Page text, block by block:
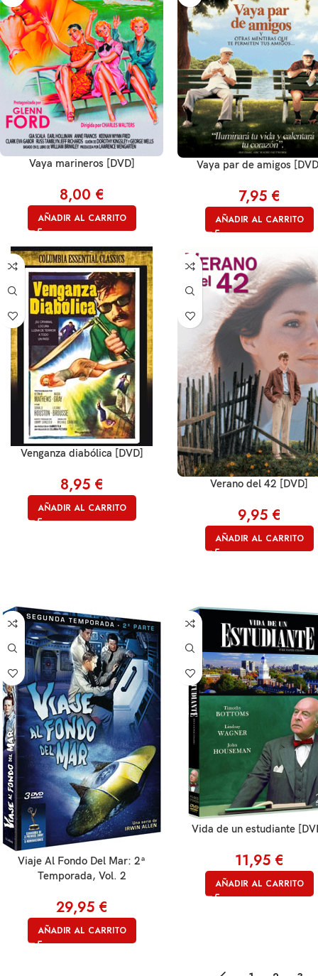
Vaya marineros [DVD]
8,00 €
AÑADIR AL CARRITO
Vaya par de amigos
7,95 €
AÑADIR AL CARRITO
Venganza diabólica [DVD]
8,95 €
AÑADIR AL CARRITO
Verano del 42 [DVD]
9,95 €
AÑADIR AL CARRITO
Viaje Al Fondo Del Mar: 2ª
Temporada, Vol. 2
29,95 €
AÑADIR AL CARRITO
Vida de un estudiante
11,95 €
AÑADIR AL CARRITO